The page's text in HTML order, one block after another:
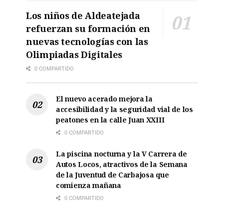
Los niños de Aldeatejada
refuerzan su formación en
nuevas tecnologías con las
Olimpiadas Digitales
0 COMPARTIDO
El nuevo acerado mejora la
accesibilidad y la seguridad vial de los
peatones en la calle Juan XXIII
0 COMPARTIDO
La piscina nocturna y la V Carrera de
Autos Locos, atractivos de la Semana
de la Juventud de Carbajosa que
comienza mañana
0 COMPARTIDO